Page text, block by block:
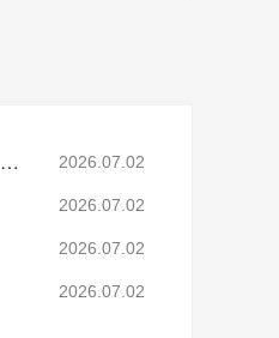
文章关键词：无人机拍摄培训、能飞航空无人机培训、无人机航拍技巧、无人机培训机构选择 2026.07.02
2026.07.02
2026.07.02
2026.07.02